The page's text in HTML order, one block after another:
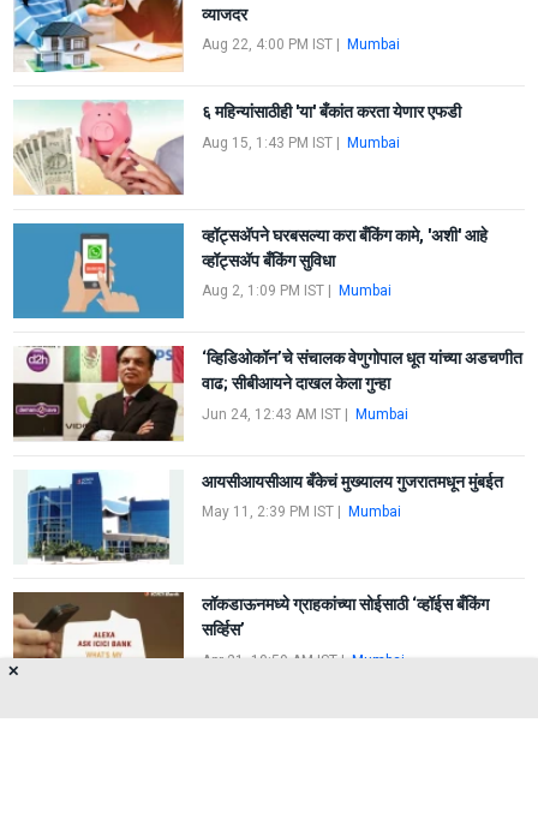
व्याजदर
Aug 22, 4:00 PM IST| Mumbai
६ महिन्यांसाठीही 'या' बँकांत करता येणार एफडी
Aug 15, 1:43 PM IST| Mumbai
व्हॉट्सअ‍ॅपने घरबसल्या करा बँकिंग कामे, 'अशी' आहे
व्हॉट्सअ‍ॅप बँकिंग सुविधा
Aug 2, 1:09 PM IST| Mumbai
‘व्हिडिओकॉन’चे संचालक वेणुगोपाल धूत यांच्या अडचणीत
वाढ; सीबीआयने दाखल केला गुन्हा
Jun 24, 12:43 AM IST| Mumbai
आयसीआयसीआय बँकेचं मुख्यालय गुजरातमधून मुंबईत
May 11, 2:39 PM IST| Mumbai
लॉकडाऊनमध्ये ग्राहकांच्या सोईसाठी ‘व्हॉईस बँकिंग
सर्व्हिस’
Apr 21, 10:59 AM IST| Mumbai
✕